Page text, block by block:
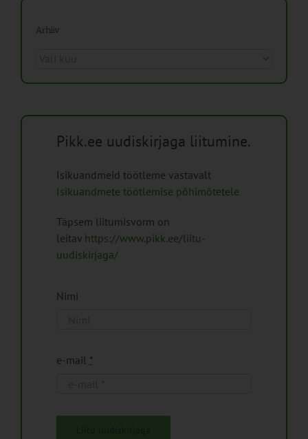
Arhiiv
Pikk.ee uudiskirjaga liitumine.
Isikuandmeid töötleme vastavalt
Isikuandmete töötlemise põhimõtetele
Täpsem liitumisvorm on
leitav https://www.pikk.ee/liitu-
uudiskirjaga/
Nimi
e-mail *